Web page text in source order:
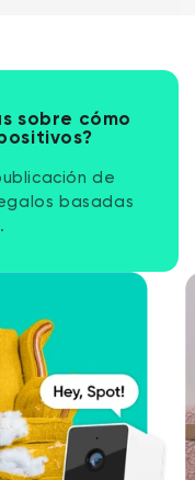
sobre cómo
de
basadas